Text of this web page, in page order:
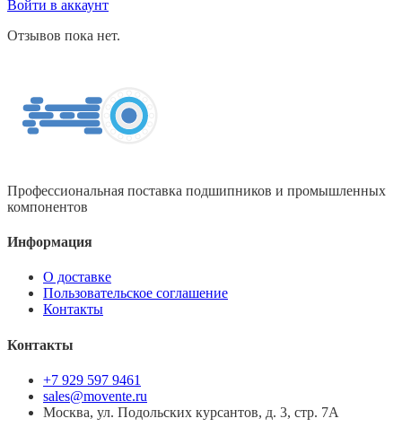
Войти в аккаунт
Отзывов пока нет.
Профессиональная поставка подшипников и промышленных
компонентов
Информация
О доставке
Пользовательское соглашение
Контакты
Контакты
+7 929 597 9461
sales@movente.ru
Москва, ул. Подольских курсантов, д. 3, стр. 7А